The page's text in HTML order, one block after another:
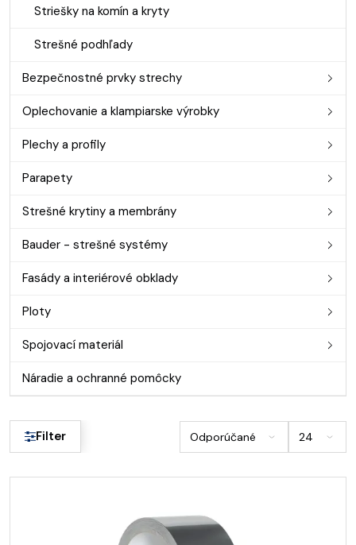
Striešky na komín a kryty
Strešné podhľady
Bezpečnostné prvky strechy
Oplechovanie a klampiarske výrobky
Plechy a profily
Parapety
Strešné krytiny a membrány
Bauder - strešné systémy
Fasády a interiérové obklady
Ploty
Spojovací materiál
Náradie a ochranné pomôcky
Filter